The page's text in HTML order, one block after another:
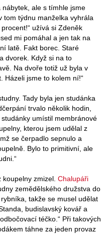
nábytek, ale s tímhle jsme
tom týdnu manželka vyhrála
užívá si Zdeněk
mi pomáhal a jen tak na
latě. Fakt borec. Staré
dvorek. Když si na to
Na dvoře totiž už byla v
Házeli jsme to kolem ní!“
Tady byla jen studánka
trvalo několik hodin,
umístil membránové
kterou jsem udělal z
se čerpadlo sepnulo a
Bylo to primitivní, ale
zmizel. Chalupáři
zemědělského družstva do
takže se musel udělat
budislavský kovář a
téčko.“ Při takových
táhne za jeden provaz